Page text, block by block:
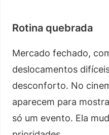
Rotina quebrada
Mercado fechado,
deslocamentos
desconforto. No
aparecem para
só um evento. Ela